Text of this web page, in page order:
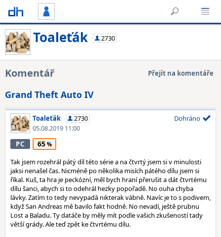
Toaleťák 2730
Komentář Přejít na komentáře
Grand Theft Auto IV
Toaleťák
2730
05.08.2019 11:00
Dohráno
PC 65
Tak jsem rozehrál pátý díl této série a na čtvrtý jsem si v minulosti
jaksi nenašel čas. Nicméně po několika misích pátého dílu jsem si
říkal. Kuš, ta hra je peckózní, měl bych hraní přerušit a dát čtvrtému
dílu šanci, abych si to odehrál hezky popořadě. No ouha chyba
lávky. Zatím to tedy nevypadá nikterak vábně. Navíc je to s podivem,
když San Andreas mě bavilo fakt hodně. No nevadí, ještě prubnu
Lost a Baladu. Ty datáče by měly mít podle vašich zkušeností tady
větší grády. Ale teď zpět ke čtvrtému dílu.